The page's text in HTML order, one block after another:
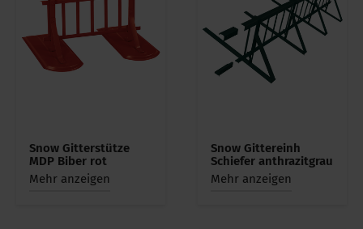
Snow Gitterstütze
MDP Biber rot
Mehr anzeigen
Snow Gittereinh
Schiefer anthrazitgrau
Mehr anzeigen